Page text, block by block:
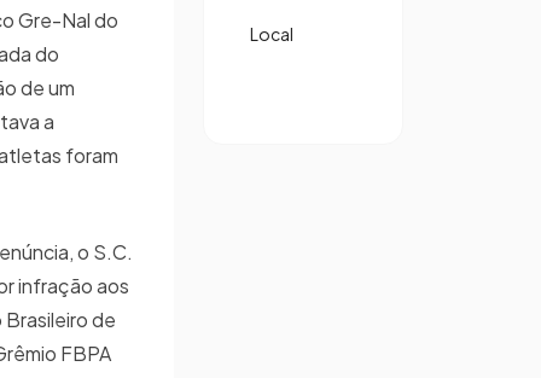
Gre-Nal do
do
de um
a
foram
o S.C.
infração aos
Brasileiro de
FBPA
Local